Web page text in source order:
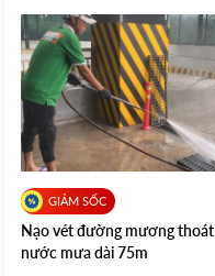
Nạo vét đường mương thoát
nước mưa dài 75m